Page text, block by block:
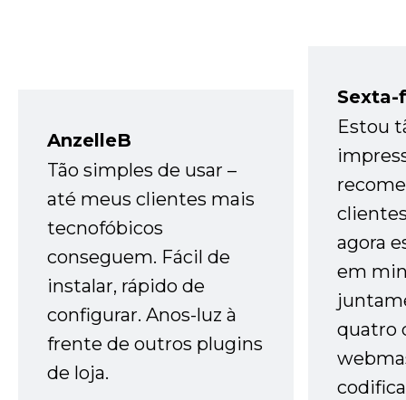
AnzelleB
Tão simples de usar –
até meus clientes mais
tecnofóbicos
conseguem. Fácil de
instalar, rápido de
configurar. Anos-luz à
frente de outros plugins
de loja.
Sexta-
Estou
agora
em
quatro